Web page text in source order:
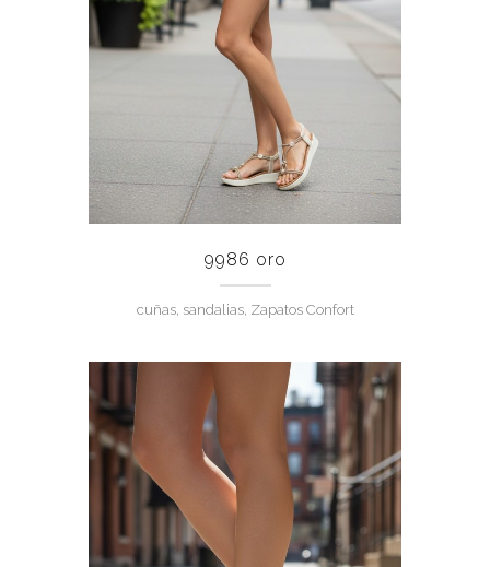
9986 oro
cuñas, sandalias, Zapatos Confort